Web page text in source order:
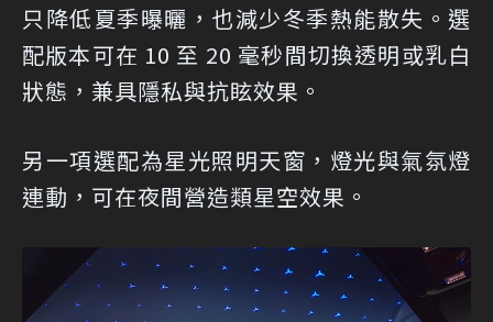
只降低夏季曝曬，也減少冬季熱能散失。選
配版本可在 10 至 20 毫秒間切換透明或乳白
狀態，兼具隱私與抗眩效果。
另一項選配為星光照明天窗，燈光與氣氛燈
連動，可在夜間營造類星空效果。